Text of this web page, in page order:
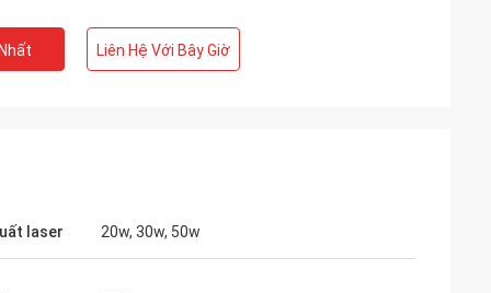
Liên Hệ Với Bây Giờ
laser 20w, 30w, 50w